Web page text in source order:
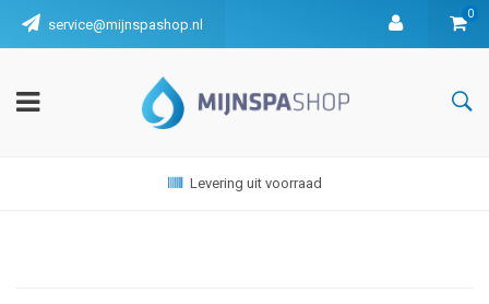
service@mijnspashop.nl
0
Levering uit voorraad